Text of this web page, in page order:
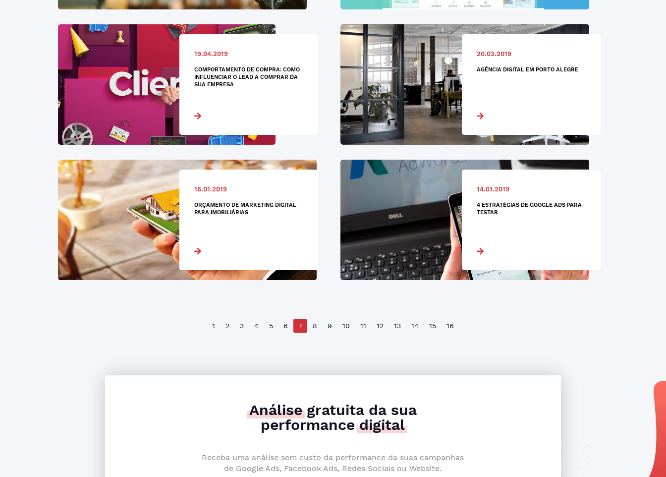
19.04.2019
COMPORTAMENTO DE COMPRA: COMO
INFLUENCIAR O LEAD A COMPRAR DA
SUA EMPRESA
20.03.2019
AGÊNCIA DIGITAL EM PORTO ALEGRE
16.01.2019
ORÇAMENTO DE MARKETING DIGITAL
PARA IMOBILIÁRIAS
14.01.2019
4 ESTRATÉGIAS DE GOOGLE ADS PARA
TESTAR
1 2 3 4 5 6 7 8 9 10 11 12 13 14 15 16
Análisegratuita da sua
performancedigital
Receba uma análise sem custo da performance da suas campanhas
de Google Ads, Facebook Ads, Redes Sociais ou Website.